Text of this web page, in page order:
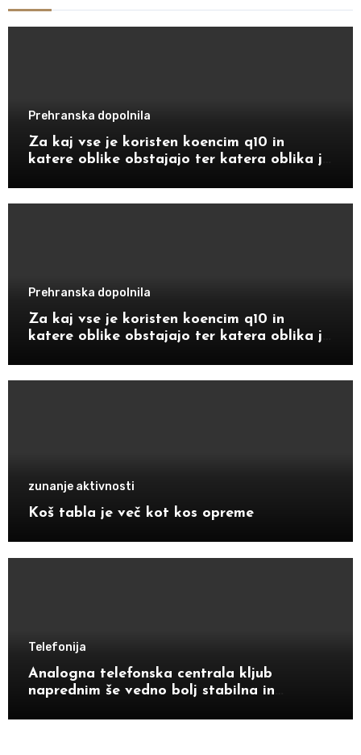
Prehranska dopolnila
Za kaj vse je koristen koencim q10 in
katere oblike obstajajo ter katera oblika je
Prehranska dopolnila
Za kaj vse je koristen koencim q10 in
katere oblike obstajajo ter katera oblika je
zunanje aktivnosti
Koš tabla je več kot kos opreme
Telefonija
Analogna telefonska centrala kljub
naprednim še vedno bolj stabilna in